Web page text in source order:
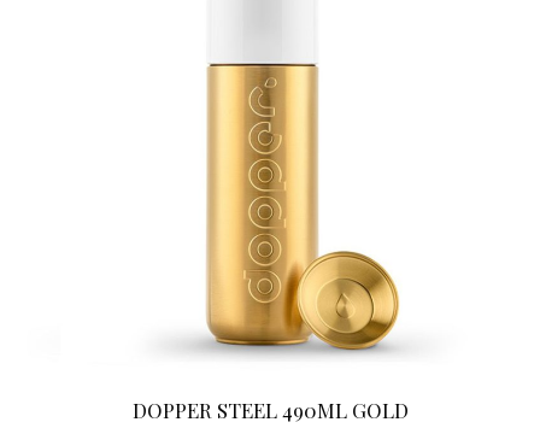
DOPPER STEEL 490ML GOLD